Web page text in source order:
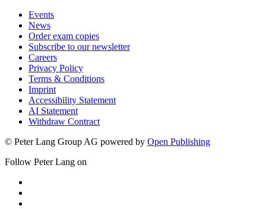
Events
News
Order exam copies
Subscribe to our newsletter
Careers
Privacy Policy
Terms & Conditions
Imprint
Accessibility Statement
AI Statement
Withdraw Contract
© Peter Lang Group AG powered by Open Publishing
Follow Peter Lang on